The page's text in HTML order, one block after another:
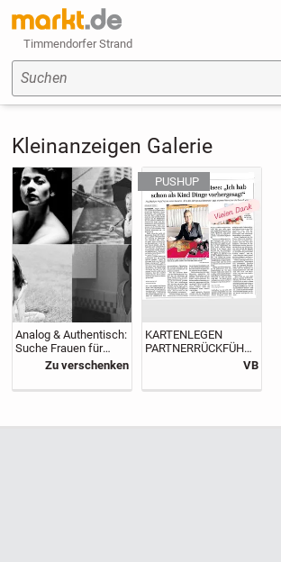
Timmendorfer Strand
Suchen
Kleinanzeigen Galerie
Analog & Authentisch:
Suche Frauen für
Boudoir- & Sensual-
HH)
Zu verschenken
KARTENLEGEN
PARTNERRÜCKFÜHR
FÜHRUNG
VB